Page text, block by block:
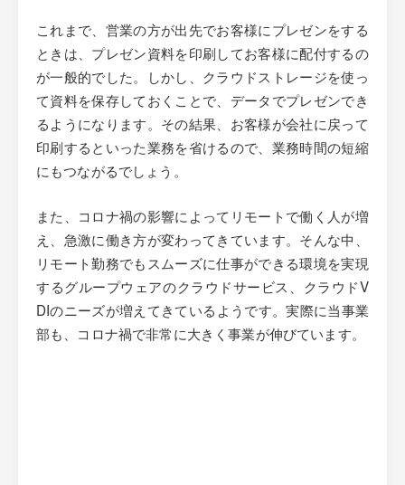
これまで、営業の方が出先でお客様にプレゼンをする
ときは、プレゼン資料を印刷してお客様に配付するの
が一般的でした。しかし、クラウドストレージを使っ
て資料を保存しておくことで、データでプレゼンでき
るようになります。その結果、お客様が会社に戻って
印刷するといった業務を省けるので、業務時間の短縮
にもつながるでしょう。
また、コロナ禍の影響によってリモートで働く人が増
え、急激に働き方が変わってきています。そんな中、
リモート勤務でもスムーズに仕事ができる環境を実現
するグループウェアのクラウドサービス、クラウドV
DIのニーズが増えてきているようです。実際に当事業
部も、コロナ禍で非常に大きく事業が伸びています。